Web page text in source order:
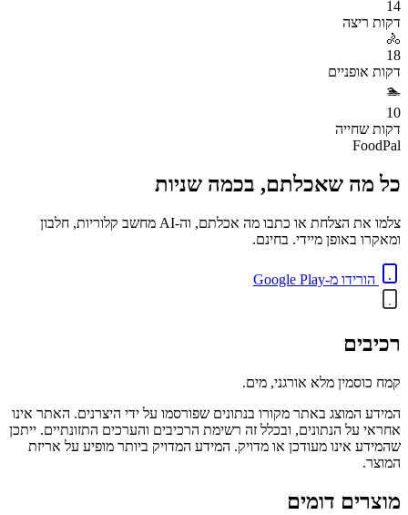
14
דקות ריצה
🚴
18
דקות אופניים
🏊
10
דקות שחייה
FoodPal
כל מה שאכלתם, בכמה שניות
צלמו את הצלחת או כתבו מה אכלתם, וה-AI מחשב קלוריות, חלבון
ומאקרו באופן מיידי. בחינם.
הורידו מ-Google Play
רכיבים
קמח כוסמין מלא אורגני, מים.
המידע המוצג באתר מקורו בנתונים שפורסמו על ידי היצרנים. האתר אינו
אחראי על הנתונים, ובכלל זה רשימת הרכיבים והערכים התזונתיים. ייתכן
שהמידע אינו מעודכן או מדויק. המידע המדויק ביותר מופיע על אריזת
המוצר.
מוצרים דומים